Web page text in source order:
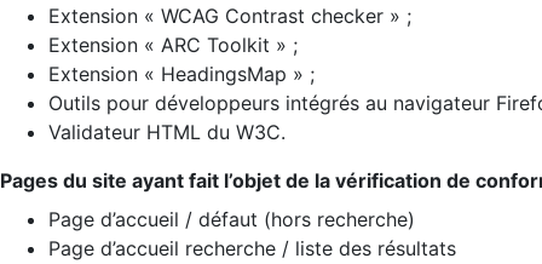
Extension « WCAG Contrast checker » ;
Extension « ARC Toolkit » ;
Extension « HeadingsMap » ;
Outils pour développeurs intégrés au navigateur
Validateur HTML du W3C.
Pages du site ayant fait l’objet de la vérification de
Page d’accueil / défaut (hors recherche)
Page d’accueil recherche / liste des résultats